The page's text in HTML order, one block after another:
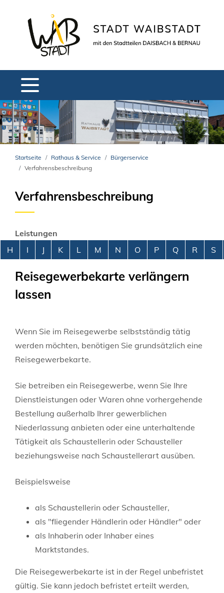
Startseite Rathaus & Service
Bürgerservice
Verfahrensbeschreibung
Verfahrensbeschreibung
Leistungen
Alphabetisches Register überspringen
H I J K L M N O P Q R S
Reisegewerbekarte verlängern
lassen
Wenn Sie im Reisegewerbe selbstständig tätig
werden möchten, benötigen Sie grundsätzlich eine
Reisegewerbekarte.
Sie betreiben ein Reisegewerbe, wenn Sie Ihre
Dienstleistungen oder Waren ohne vorhergehende
Bestellung außerhalb Ihrer gewerblichen
Niederlassung anbieten oder eine unterhaltende
Tätigkeit als Schaustellerin oder Schausteller
beziehungsweise nach Schaustellerart ausüben.
Beispielsweise
als Schaustellerin oder Schausteller,
als "fliegender Händlerin oder Händler" oder
als Inhaberin oder Inhaber eines
Marktstandes.
Die Reisegewerbekarte ist in der Regel unbefristet
gültig. Sie kann jedoch befristet erteilt werden,